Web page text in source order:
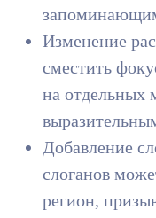
Изменение
сместить
на отдельных
Добавление
слоганов
регион,